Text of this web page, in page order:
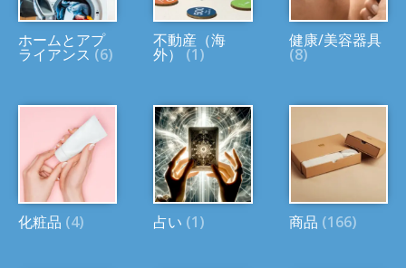
ホームとアプ
ライアンス (6)
不動産（海
外） (1)
健康/美容器具
(8)
化粧品 (4) 占い (1) 商品 (166)